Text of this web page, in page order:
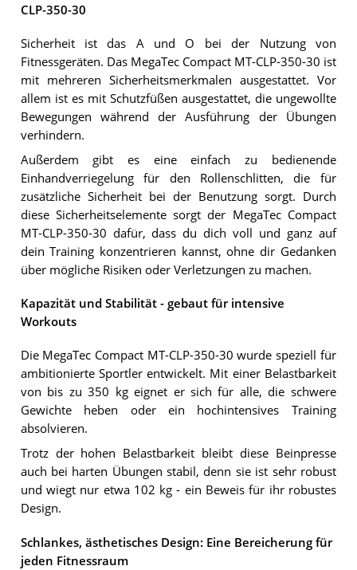
CLP-350-30
Sicherheit ist das A und O bei der Nutzung von
Fitnessgeräten. Das MegaTec Compact MT-CLP-350-30 ist
mit mehreren Sicherheitsmerkmalen ausgestattet. Vor
allem ist es mit Schutzfüßen ausgestattet, die ungewollte
Bewegungen während der Ausführung der Übungen
verhindern.
Außerdem gibt es eine einfach zu bedienende
Einhandverriegelung für den Rollenschlitten, die für
zusätzliche Sicherheit bei der Benutzung sorgt. Durch
diese Sicherheitselemente sorgt der MegaTec Compact
MT-CLP-350-30 dafür, dass du dich voll und ganz auf
dein Training konzentrieren kannst, ohne dir Gedanken
über mögliche Risiken oder Verletzungen zu machen.
Kapazität und Stabilität - gebaut für intensive
Workouts
Die MegaTec Compact MT-CLP-350-30 wurde speziell für
ambitionierte Sportler entwickelt. Mit einer Belastbarkeit
von bis zu 350 kg eignet er sich für alle, die schwere
Gewichte heben oder ein hochintensives Training
absolvieren.
Trotz der hohen Belastbarkeit bleibt diese Beinpresse
auch bei harten Übungen stabil, denn sie ist sehr robust
und wiegt nur etwa 102 kg - ein Beweis für ihr robustes
Design.
Schlankes, ästhetisches Design: Eine Bereicherung für
jeden Fitnessraum